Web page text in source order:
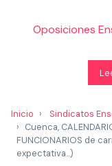
Oposiciones
Inicio
Sindicatos
Cuenca,
FUNCIONARIOS de
expectativa...)